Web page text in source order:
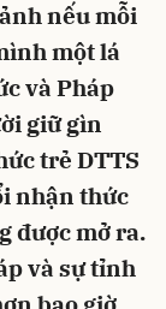
nếu mỗi
một lá
và Pháp
giữ gìn
trẻ DTTS
nhận thức
được mở ra.
và sự tỉnh